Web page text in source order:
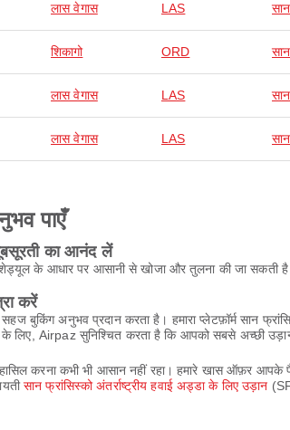
लास वेगास LAS
शिकागो ORD
लास वेगास LAS
लास वेगास LAS
पाएँ
का आनंद लें
शेड्यूल के आधार पर आसानी से खोजा और तुलना की जा सकती
करें
अनुभव प्रदान करता है। हमारा प्लेटफ़ॉर्म सान
लिए, Airpaz सुनिश्चित करता है कि आपको सबसे अच्छी
करना कभी भी आसान नहीं रहा। हमारे खास ऑफ़र
सान फ्रांसिस्को अंतर्राष्ट्रीय हवाई अड्डा के लिए उड़ान